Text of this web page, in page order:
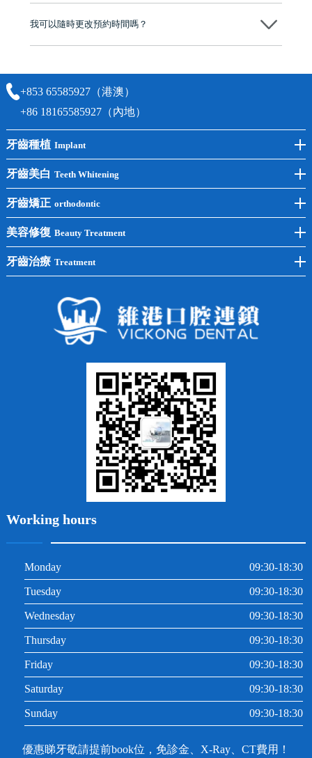
我可以隨時更改預約時間嗎？
+853 65585927（港澳）
+86 18165585927（內地）
牙齒種植 Implant
前牙種植
後牙種植
單顆種植
半口種植
全口種植
牙齒美白 Teeth Whitening
冷光美白
洗牙
四環素牙
常見問題
牙齒矯正 orthodontic
牙齒矯正
兒童矯正
牙列不齊
美容修復 Beauty Treatment
全瓷牙
牙齒治療 Treatment
Working hours
Monday 09:30-18:30
Tuesday 09:30-18:30
Wednesday 09:30-18:30
Thursday 09:30-18:30
Friday 09:30-18:30
Saturday 09:30-18:30
Sunday 09:30-18:30
優惠睇牙敬請提前book位，免診金、X-Ray、CT費用！